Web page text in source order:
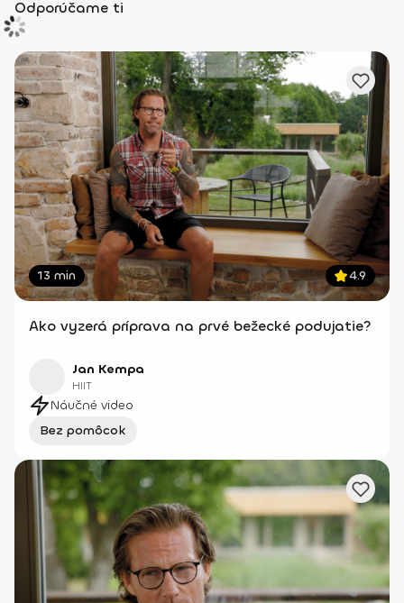
Odporúčame ti
13 min 4.9
Ako vyzerá príprava na prvé bežecké podujatie?
Jan Kempa
HIIT
Náučné video
Bez pomôcok